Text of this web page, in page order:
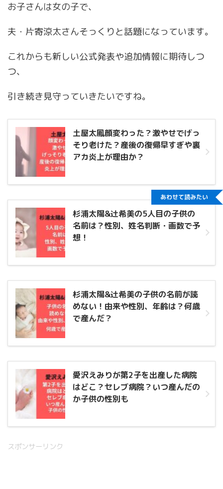
お子さんは女の子で、
夫・片寄涼太さんそっくりと話題になっています。
これからも新しい公式発表や追加情報に期待しつ
つ、
引き続き見守っていきたいですね。
土屋太鳳顔変わった？激やせでげっ
そり老けた？産後の復帰早すぎや裏
アカ炎上が理由か？
杉浦太陽&辻希美の5人目の子供の
名前は？性別、姓名判断・画数で予
想！
あわせて読みたい
杉浦太陽&辻希美の子供の名前が読
めない！由来や性別、年齢は？何歳
で産んだ？
愛沢えみりが第2子を出産した病院
はどこ？セレブ病院？いつ産んだの
か子供の性別も
スポンサーリンク